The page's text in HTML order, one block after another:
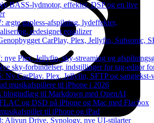
BASS-lydmotor, effekter, DSP og en live
ægte gapless-afspilning, lydeffekter,
redesignet equalizer
CarPlay, Plex, Jellyfin, Subsonic,
nye Plex, Jellyfin, sky-streaming og
sky-forbindelser, indstillinger for tag-editor
Ny CarPlay, Plex, Jellyfin, SFTP og sangtekst-
musikafspillere til iPhone i 2026
blogindlæg til Markdown med OpenAI
og DSD på iPhone og Mac med Flacbox
til iPhone og iPad
Aliyun Drive, Synology, nye UI-stilarter